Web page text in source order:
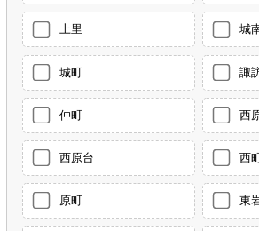
上里 城
城町 諏
仲町 西
西原台 西
原町 東